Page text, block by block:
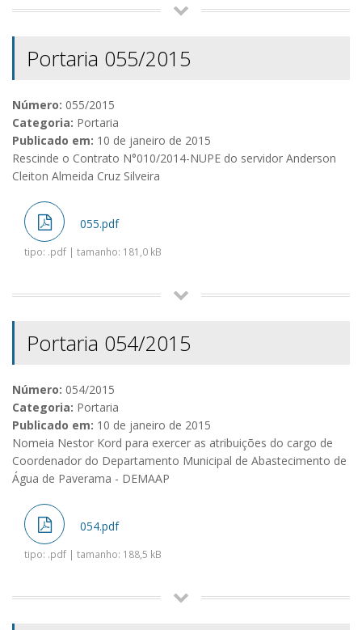
Portaria 055/2015
Número: 055/2015
Categoria: Portaria
Publicado em: 10 de janeiro de 2015
Rescinde o Contrato N°010/2014-NUPE do servidor Anderson
Cleiton Almeida Cruz Silveira
055.pdf
tipo: .pdf | tamanho: 181,0 kB
Portaria 054/2015
Número: 054/2015
Categoria: Portaria
Publicado em: 10 de janeiro de 2015
Nomeia Nestor Kord para exercer as atribuições do cargo de
Coordenador do Departamento Municipal de Abastecimento de
Água de Paverama - DEMAAP
054.pdf
tipo: .pdf | tamanho: 188,5 kB